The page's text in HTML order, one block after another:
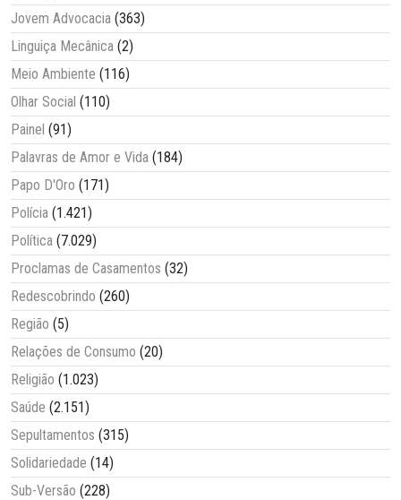
Jovem Advocacia (363)
Linguiça Mecânica (2)
Meio Ambiente (116)
Olhar Social (110)
Painel (91)
Palavras de Amor e Vida (184)
Papo D'Oro (171)
Polícia (1.421)
Política (7.029)
Proclamas de Casamentos (32)
Redescobrindo (260)
Região (5)
Relações de Consumo (20)
Religião (1.023)
Saúde (2.151)
Sepultamentos (315)
Solidariedade (14)
Sub-Versão (228)